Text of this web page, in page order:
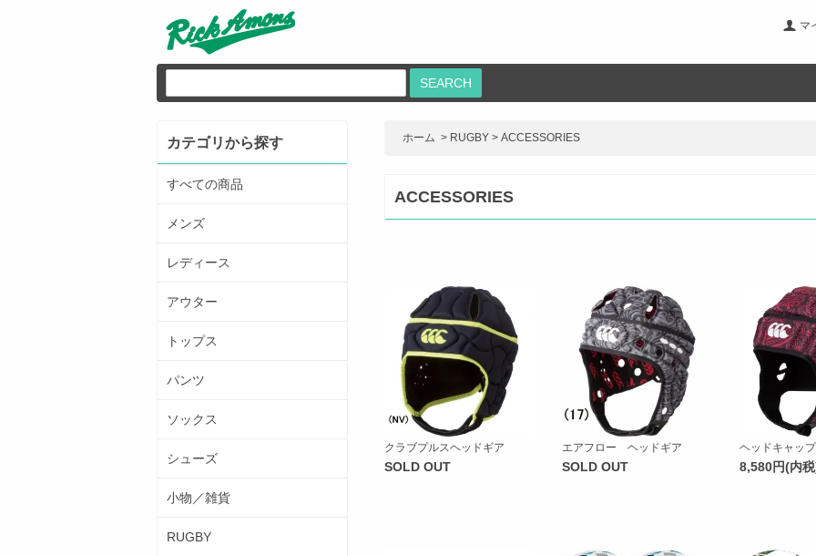
マ
SEARCH
ホーム > RUGBY > ACCESSORIES
ACCESSORIES
クラブプルスヘッドギア
SOLD OUT
エアフロー ヘッドギア
SOLD OUT
ヘッドキャップ
8,580円(内
カテゴリから探す
すべての商品
メンズ
レディース
アウター
トップス
パンツ
ソックス
シューズ
小物／雑貨
RUGBY